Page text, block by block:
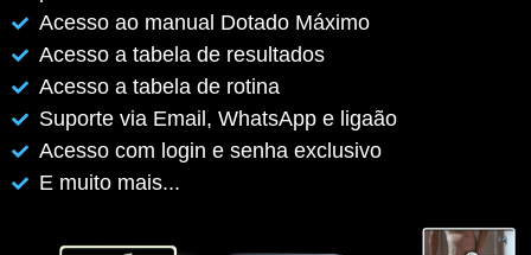
Acesso ao manual Dotado Máximo
Acesso a tabela de resultados
Acesso a tabela de rotina
Suporte via Email, WhatsApp e ligaão
Acesso com login e senha exclusivo
E muito mais...